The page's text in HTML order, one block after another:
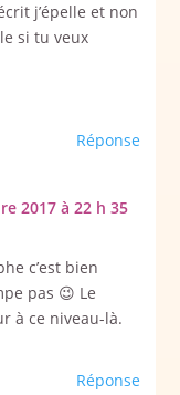
j’épelle et non
si tu veux
Réponse
2017 à 22 h 35
c’est bien
pas 😉 Le
à ce niveau-là.
Réponse